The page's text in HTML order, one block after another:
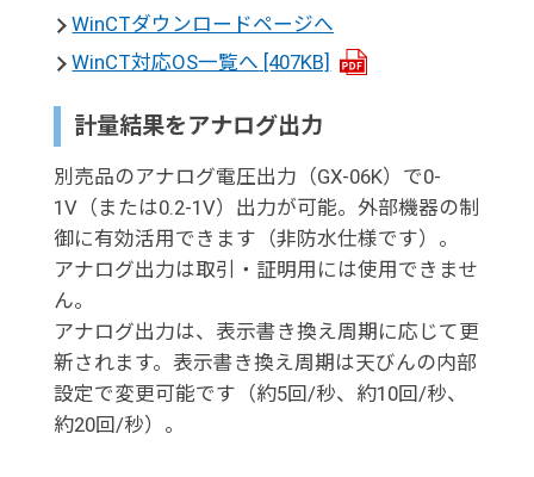
WinCTダウンロードページへ
WinCT対応OS一覧へ [407KB]
計量結果をアナログ出力
別売品のアナログ電圧出力（GX-06K）で0-
1V（または0.2-1V）出力が可能。外部機器の制
御に有効活用できます（非防水仕様です）。
アナログ出力は取引・証明用には使用できませ
ん。
アナログ出力は、表示書き換え周期に応じて更
新されます。表示書き換え周期は天びんの内部
設定で変更可能です（約5回/秒、約10回/秒、
約20回/秒）。